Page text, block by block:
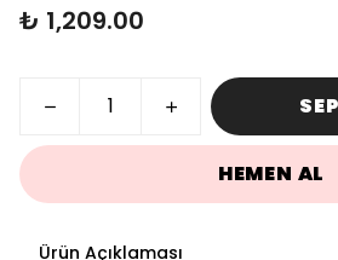
₺ 1,209.00
HEMEN AL
Ürün Açıklaması